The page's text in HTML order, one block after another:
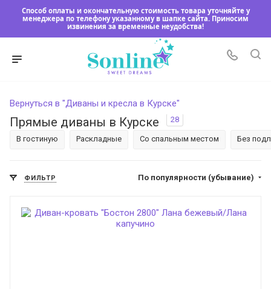
Способ оплаты и окончательную стоимость товара уточняйте у
менеджера по телефону указанному в шапке сайта. Приносим
извинения за временные неудобства!
Вернуться в "Диваны и кресла в Курске"
Прямые диваны в Курске 28
В гостиную Раскладные Со спальным местом Без
ФИЛЬТР По популярности (убывание)